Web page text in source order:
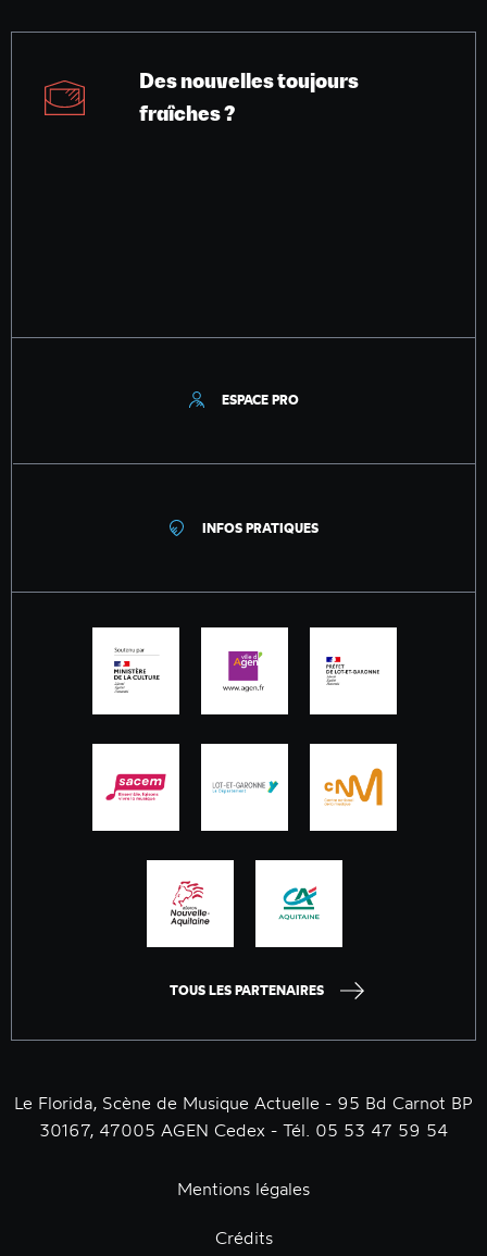
Des nouvelles toujours
fraîches ?
ESPACE PRO
INFOS PRATIQUES
TOUS LES PARTENAIRES
Le Florida, Scène de Musique Actuelle - 95 Bd Carnot BP
30167, 47005 AGEN Cedex - Tél. 05 53 47 59 54
Mentions légales
Crédits